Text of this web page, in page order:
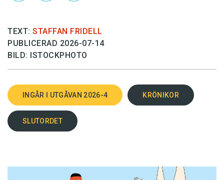
TEXT: STAFFAN FRIDELL
PUBLICERAD 2026-07-14
BILD: ISTOCKPHOTO
INGÅR I UTGÅVAN 2026-4 KRÖNIKOR
SLUTORDET